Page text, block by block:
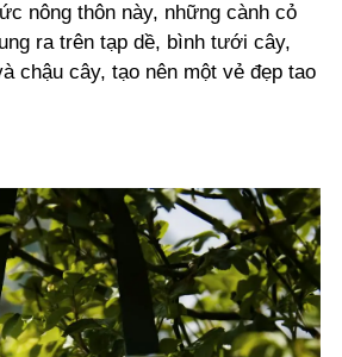
nông thôn này, những cành cỏ
ra trên tạp dề, bình tưới cây,
chậu cây, tạo nên một vẻ đẹp tao